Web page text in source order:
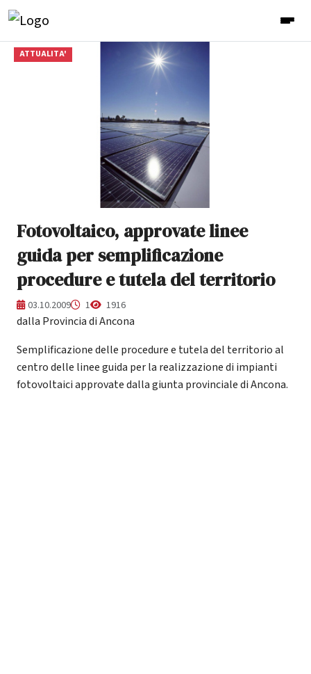
ATTUALITA'
Fotovoltaico, approvate linee
guida per semplificazione
procedure e tutela del territorio
03.10.2009 1 1916
dalla Provincia di Ancona
Semplificazione delle procedure e tutela del territorio al
centro delle linee guida per la realizzazione di impianti
fotovoltaici approvate dalla giunta provinciale di Ancona.